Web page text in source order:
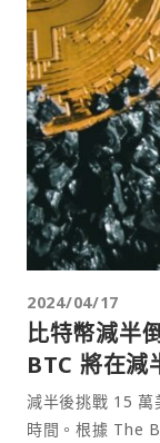
2024/04/17
比特幣減半
BTC 將在減
減半後挑戰 15 萬美元目標價 距離比
時間。根據 The